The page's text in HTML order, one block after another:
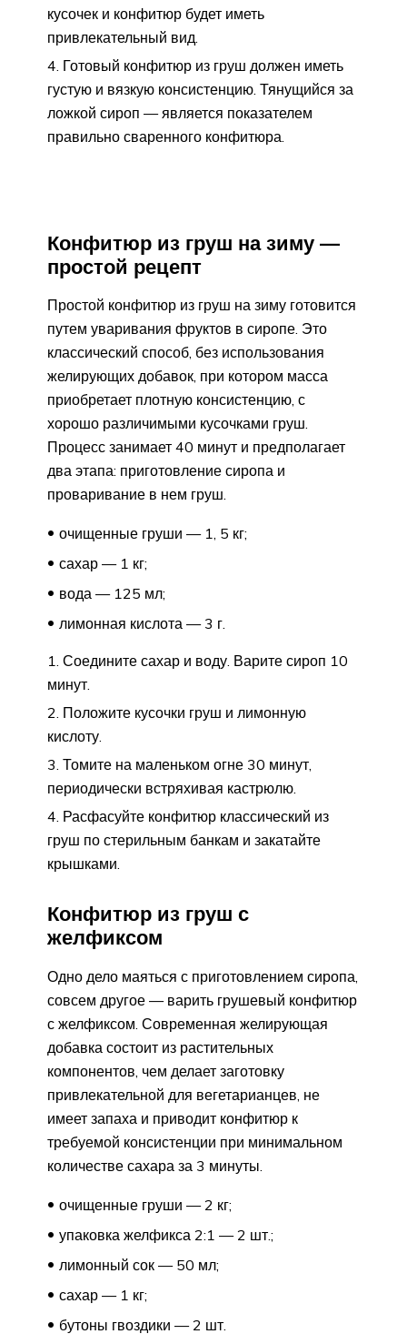
кусочек и конфитюр будет иметь
привлекательный вид.
Готовый конфитюр из груш должен иметь
густую и вязкую консистенцию. Тянущийся за
ложкой сироп — является показателем
правильно сваренного конфитюра.
Конфитюр из груш на зиму —
простой рецепт
Простой конфитюр из груш на зиму готовится
путем уваривания фруктов в сиропе. Это
классический способ, без использования
желирующих добавок, при котором масса
приобретает плотную консистенцию, с
хорошо различимыми кусочками груш.
Процесс занимает 40 минут и предполагает
два этапа: приготовление сиропа и
проваривание в нем груш.
очищенные груши — 1, 5 кг;
сахар — 1 кг;
вода — 125 мл;
лимонная кислота — 3 г.
Соедините сахар и воду. Варите сироп 10
минут.
Положите кусочки груш и лимонную
кислоту.
Томите на маленьком огне 30 минут,
периодически встряхивая кастрюлю.
Расфасуйте конфитюр классический из
груш по стерильным банкам и закатайте
крышками.
Конфитюр из груш с
желфиксом
Одно дело маяться с приготовлением сиропа,
совсем другое — варить грушевый конфитюр
с желфиксом. Современная желирующая
добавка состоит из растительных
компонентов, чем делает заготовку
привлекательной для вегетарианцев, не
имеет запаха и приводит конфитюр к
требуемой консистенции при минимальном
количестве сахара за 3 минуты.
очищенные груши — 2 кг;
упаковка желфикса 2:1 — 2 шт.;
лимонный сок — 50 мл;
сахар — 1 кг;
бутоны гвоздики — 2 шт.